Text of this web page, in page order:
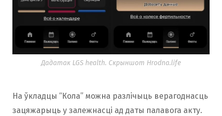
Дадатак LGS health. Скрыншот Hrodna.life
На ўкладцы “Кола” можна разлічыць верагоднасць
зацяжарыць у залежнасці ад даты палавога акту.